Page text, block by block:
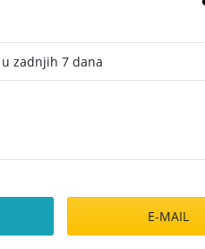
u zadnjih 7 dana
E-MAIL